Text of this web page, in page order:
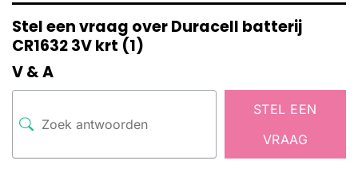
Stel een vraag over Duracell batterij
CR1632 3V krt (1)
V & A
STEL EEN
VRAAG